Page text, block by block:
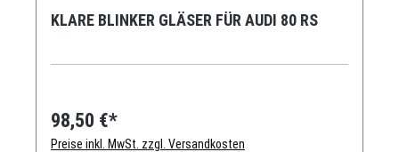
KLARE BLINKER GLÄSER FÜR AUDI 80 RS
98,50 €*
Preise inkl. MwSt. zzgl. Versandkosten